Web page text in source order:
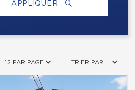
APPLIQUER
12 PAR PAGE TRIER PAR